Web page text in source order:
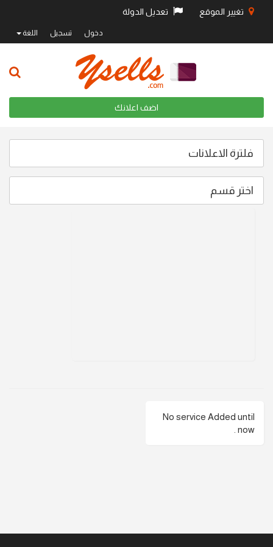
تغيير الموقع تعديل الدولة
دخول تسجيل اللغة
اضف اعلانك
فلترة الاعلانات
اختر قسم
No service Added until
now .